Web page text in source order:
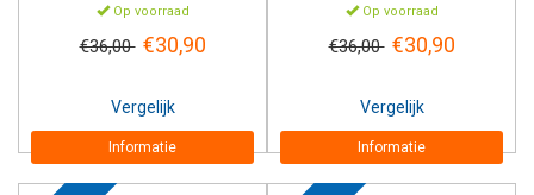
Op voorraad
€36,00 €30,90
Vergelijk
Informatie
Op voorraad
€36,00 €30,90
Vergelijk
Informatie